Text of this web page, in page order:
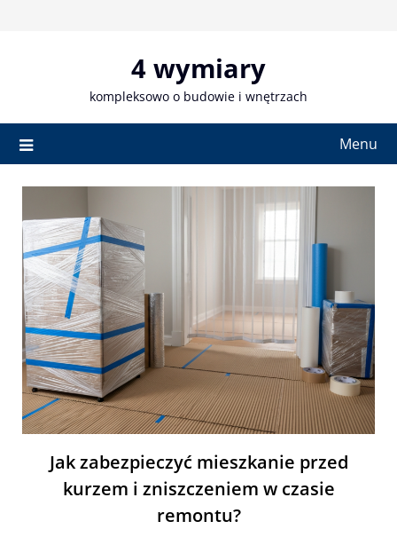
4 wymiary
kompleksowo o budowie i wnętrzach
Menu
Jak zabezpieczyć mieszkanie przed
kurzem i zniszczeniem w czasie
remontu?